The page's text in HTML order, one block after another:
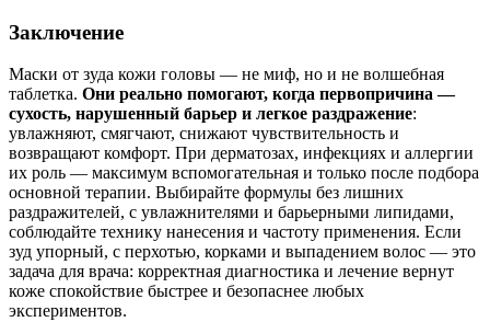
Заключение
Маски от зуда кожи головы — не миф, но и не волшебная
таблетка. Они реально помогают, когда первопричина —
сухость, нарушенный барьер и легкое раздражение:
увлажняют, смягчают, снижают чувствительность и
возвращают комфорт. При дерматозах, инфекциях и аллергии
их роль — максимум вспомогательная и только после подбора
основной терапии. Выбирайте формулы без лишних
раздражителей, с увлажнителями и барьерными липидами,
соблюдайте технику нанесения и частоту применения. Если
зуд упорный, с перхотью, корками и выпадением волос — это
задача для врача: корректная диагностика и лечение вернут
коже спокойствие быстрее и безопаснее любых
экспериментов.